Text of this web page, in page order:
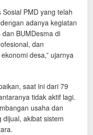
PMD yang telah
adanya kegiatan
BUMDesma di
dan
desa,” ujarnya
saat ini dari 79
tidak aktif lagi.
usaha dan
akibat sistem